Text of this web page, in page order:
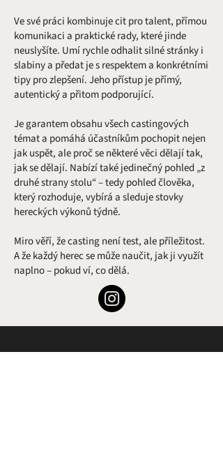
Ve své práci kombinuje cit pro talent, přímou
komunikaci a praktické rady, které jinde
neuslyšíte. Umí rychle odhalit silné stránky i
slabiny a předat je s respektem a konkrétními
tipy pro zlepšení. Jeho přístup je přímý,
autentický a přitom podporující.
Je garantem obsahu všech castingových
témat a pomáhá účastníkům pochopit nejen
jak uspět, ale proč se některé věci dělají tak,
jak se dělají. Nabízí také jedinečný pohled „z
druhé strany stolu“ – tedy pohled člověka,
který rozhoduje, vybírá a sleduje stovky
hereckých výkonů týdně.
Miro věří, že casting není test, ale příležitost.
A že každý herec se může naučit, jak ji využít
naplno – pokud ví, co dělá.